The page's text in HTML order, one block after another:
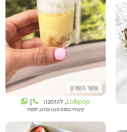
אזור השרון
LOLLIPOP
Lollipop, להזמנה: |
קינוחי כוסות מנגו ומרנג לפסח